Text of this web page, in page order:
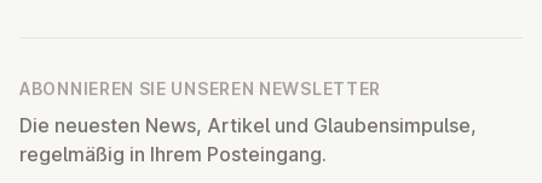
ABONNIEREN SIE UNSEREN NEWSLETTER
Die neuesten News, Artikel und Glaubensimpulse,
regelmäßig in Ihrem Posteingang.